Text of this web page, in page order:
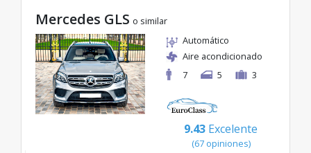
Mercedes GLS o similar
Automático
Aire acondicionado
7
5 3
9.43 Excelente
(67 opiniones)